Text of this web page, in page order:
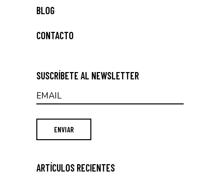
BLOG
CONTACTO
SUSCRÍBETE AL NEWSLETTER
ARTÍCULOS RECIENTES